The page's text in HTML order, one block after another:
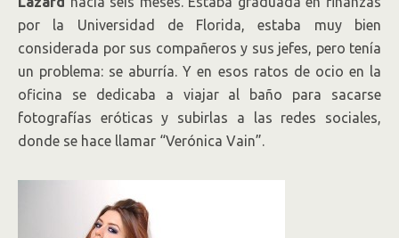
por la Universidad de Florida, estaba muy bien
considerada por sus compañeros y sus jefes, pero tenía
un problema: se aburría. Y en esos ratos de ocio en la
oficina se dedicaba a viajar al baño para sacarse
fotografías eróticas y subirlas a las redes sociales,
donde se hace llamar “Verónica Vain”.